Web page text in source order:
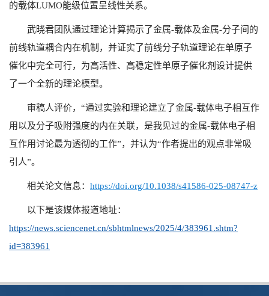
的载体LUMO能级位置呈线性关系。
武晓君团队通过理论计算揭示了金属-载体及金属-分子间的
前线轨道耦合内在机制，并证实了前线分子轨道理论在单原子
催化中完全可行，为高活性、高稳定性单原子催化剂设计提供
了一个全新的理论模型。
审稿人评价，“通过实验和理论建立了金属-载体电子相互作
用以及分子吸附强度的内在关联，是我见过的金属-载体电子相
互作用讨论最为透彻的工作”，并认为“作者提出的观点非常吸
引人”。
相关论文信息： https://doi.org/10.1038/s41586-025-08747-z
以下是该媒体报道地址：
https://news.sciencenet.cn/sbhtmlnews/2025/4/383961.shtm?
id=383961